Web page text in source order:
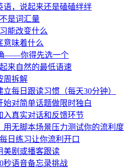
语，说起来还是磕磕绊绊
是词汇量
能改变什么
意味着什么
——你得先选一个
来自然的最低语速
周拆解
立每日跟读习惯（每天30分钟）
始对简单话题做限时独白
入真实对话和反馈环节
用无脚本场景压力测试你的流利度
日练习让你流利开口
剧或播客跟读
语音备忘录挑战